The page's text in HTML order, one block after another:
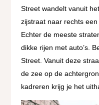
Street wandelt vanuit
zijstraat naar rechts
Echter de meeste
dikke rijen met auto’s.
Street. Vanuit deze
de zee op de
kadreren krijg je het